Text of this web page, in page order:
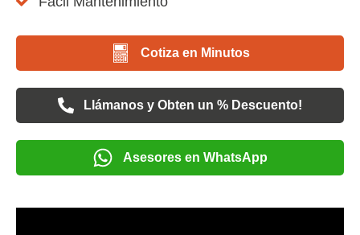
Cotiza en Minutos
Llámanos y Obten un % Descuento!
Asesores en WhatsApp